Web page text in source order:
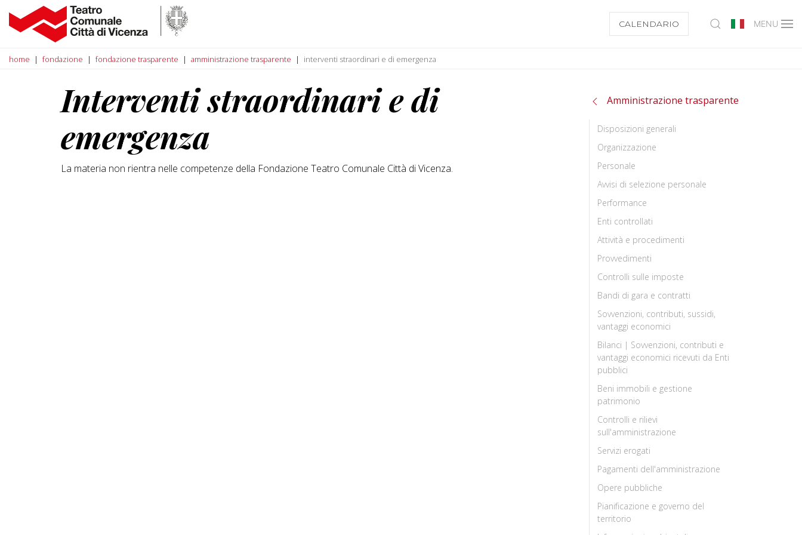
CALENDARIO MENU
home fondazione fondazione trasparente amministrazione trasparente interventi straordinari e di emergenza
Interventi straordinari e di
emergenza
La materia non rientra nelle competenze della Fondazione Teatro Comunale Città di Vicenza.
Amministrazione trasparente
Disposizioni generali
Organizzazione
Personale
Avvisi di selezione personale
Performance
Enti controllati
Attività e procedimenti
Provvedimenti
Controlli sulle imposte
Bandi di gara e contratti
Sovvenzioni, contributi, sussidi,
vantaggi economici
Bilanci | Sovvenzioni, contributi e
vantaggi economici ricevuti da Enti
pubblici
Beni immobili e gestione
patrimonio
Controlli e rilievi
sull'amministrazione
Servizi erogati
Pagamenti dell'amministrazione
Opere pubbliche
Pianificazione e governo del
territorio